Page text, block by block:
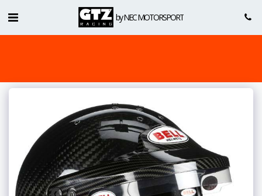
by NEC MOTORSPORT